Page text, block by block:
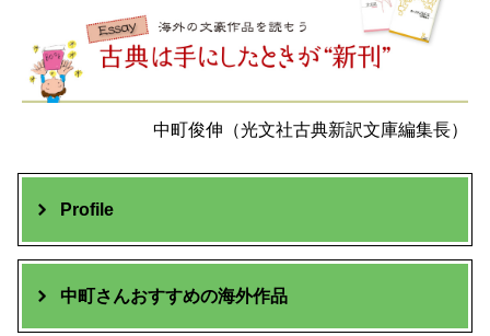
中町俊伸（光文社古典新訳文庫編集長）
Profile
中町さんおすすめの海外作品